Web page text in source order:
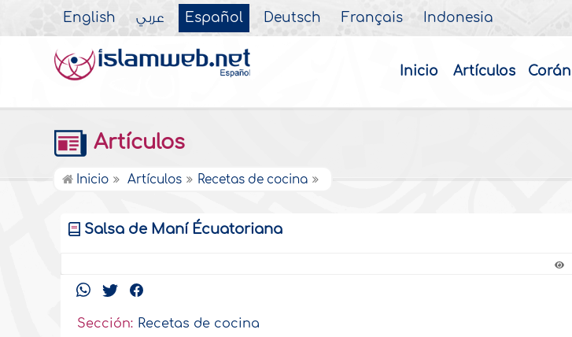
English عربي Español Deutsch Français Indonesia
Inicio Artículos Corán
Artículos
Inicio Artículos Recetas de cocina
Salsa de Maní Écuatoriana
Sección: Recetas de cocina